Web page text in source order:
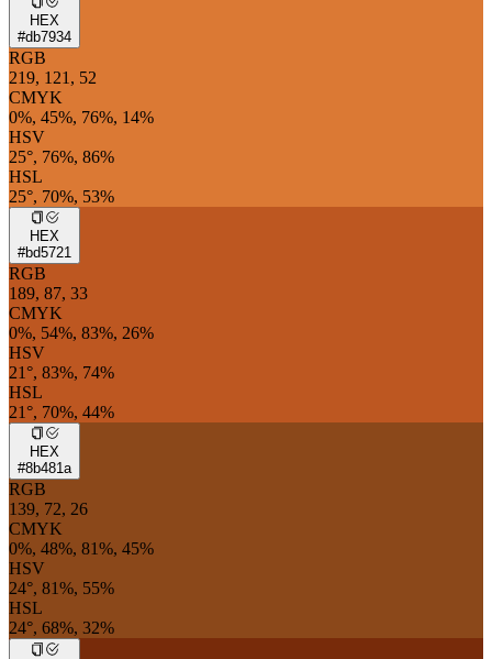
HEX
#db7934
RGB
219, 121, 52
CMYK
0%, 45%, 76%, 14%
HSV
25°, 76%, 86%
HSL
25°, 70%, 53%
HEX
#bd5721
RGB
189, 87, 33
CMYK
0%, 54%, 83%, 26%
HSV
21°, 83%, 74%
HSL
21°, 70%, 44%
HEX
#8b481a
RGB
139, 72, 26
CMYK
0%, 48%, 81%, 45%
HSV
24°, 81%, 55%
HSL
24°, 68%, 32%